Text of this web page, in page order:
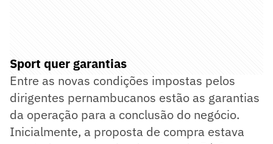
Sport quer garantias
Entre as novas condições impostas pelos
dirigentes pernambucanos estão as garantias
da operação para a conclusão do negócio.
Inicialmente, a proposta de compra estava